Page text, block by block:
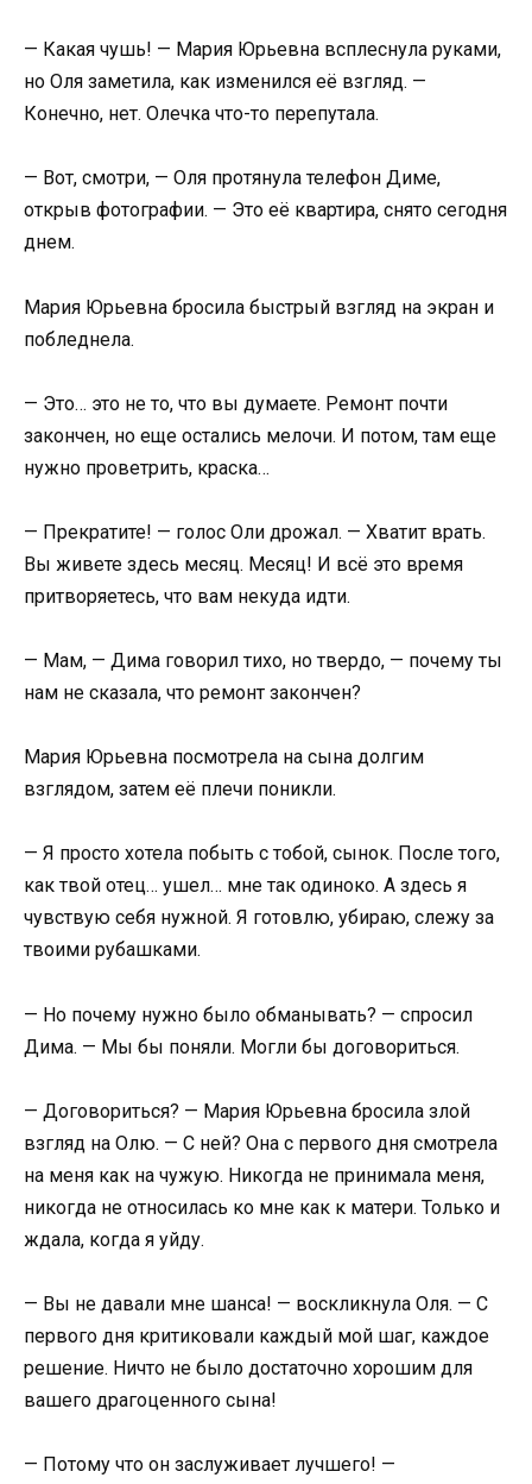
— Какая чушь! — Мария Юрьевна всплеснула руками,
но Оля заметила, как изменился её взгляд. —
Конечно, нет. Олечка что-то перепутала.
— Вот, смотри, — Оля протянула телефон Диме,
открыв фотографии. — Это её квартира, снято сегодня
днем.
Мария Юрьевна бросила быстрый взгляд на экран и
побледнела.
— Это… это не то, что вы думаете. Ремонт почти
закончен, но еще остались мелочи. И потом, там еще
нужно проветрить, краска…
— Прекратите! — голос Оли дрожал. — Хватит врать.
Вы живете здесь месяц. Месяц! И всё это время
притворяетесь, что вам некуда идти.
— Мам, — Дима говорил тихо, но твердо, — почему ты
нам не сказала, что ремонт закончен?
Мария Юрьевна посмотрела на сына долгим
взглядом, затем её плечи поникли.
— Я просто хотела побыть с тобой, сынок. После того,
как твой отец… ушел… мне так одиноко. А здесь я
чувствую себя нужной. Я готовлю, убираю, слежу за
твоими рубашками.
— Но почему нужно было обманывать? — спросил
Дима. — Мы бы поняли. Могли бы договориться.
— Договориться? — Мария Юрьевна бросила злой
взгляд на Олю. — С ней? Она с первого дня смотрела
на меня как на чужую. Никогда не принимала меня,
никогда не относилась ко мне как к матери. Только и
ждала, когда я уйду.
— Вы не давали мне шанса! — воскликнула Оля. — С
первого дня критиковали каждый мой шаг, каждое
решение. Ничто не было достаточно хорошим для
вашего драгоценного сына!
— Потому что он заслуживает лучшего! —